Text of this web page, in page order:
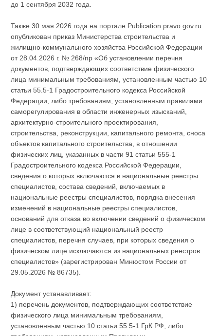
до 1 сентября 2032 года.
Также 30 мая 2026 года на портале Publication.pravo.gov.ru
опубликован приказ Министерства строительства и
жилищно-коммунального хозяйства Российской Федерации
от 28.04.2026 г. № 268/пр «Об установлении перечня
документов, подтверждающих соответствие физического
лица минимальным требованиям, установленным частью 10
статьи 55.5-1 Градостроительного кодекса Российской
Федерации, либо требованиям, установленным правилами
саморегулирования в области инженерных изысканий,
архитектурно-строительного проектирования,
строительства, реконструкции, капитального ремонта, сноса
объектов капитального строительства, в отношении
физических лиц, указанных в части 91 статьи 555-1
Градостроительного кодекса Российской Федерации,
сведения о которых включаются в национальные реестры
специалистов, состава сведений, включаемых в
национальные реестры специалистов, порядка внесения
изменений в национальные реестры специалистов,
оснований для отказа во включении сведений о физическом
лице в соответствующий национальный реестр
специалистов, перечня случаев, при которых сведения о
физическом лице исключаются из национальных реестров
специалистов» (зарегистрирован Минюстом России от
29.05.2026 № 86735).
Документ устанавливает:
1) перечень документов, подтверждающих соответствие
физического лица минимальным требованиям,
установленным частью 10 статьи 55.5-1 ГрК РФ, либо